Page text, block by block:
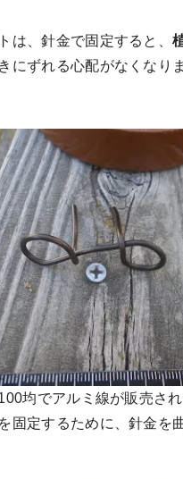
は、針金で固定すると、
にずれる心配がなくなり
均でアルミ線が販売さ
固定するために、針金を